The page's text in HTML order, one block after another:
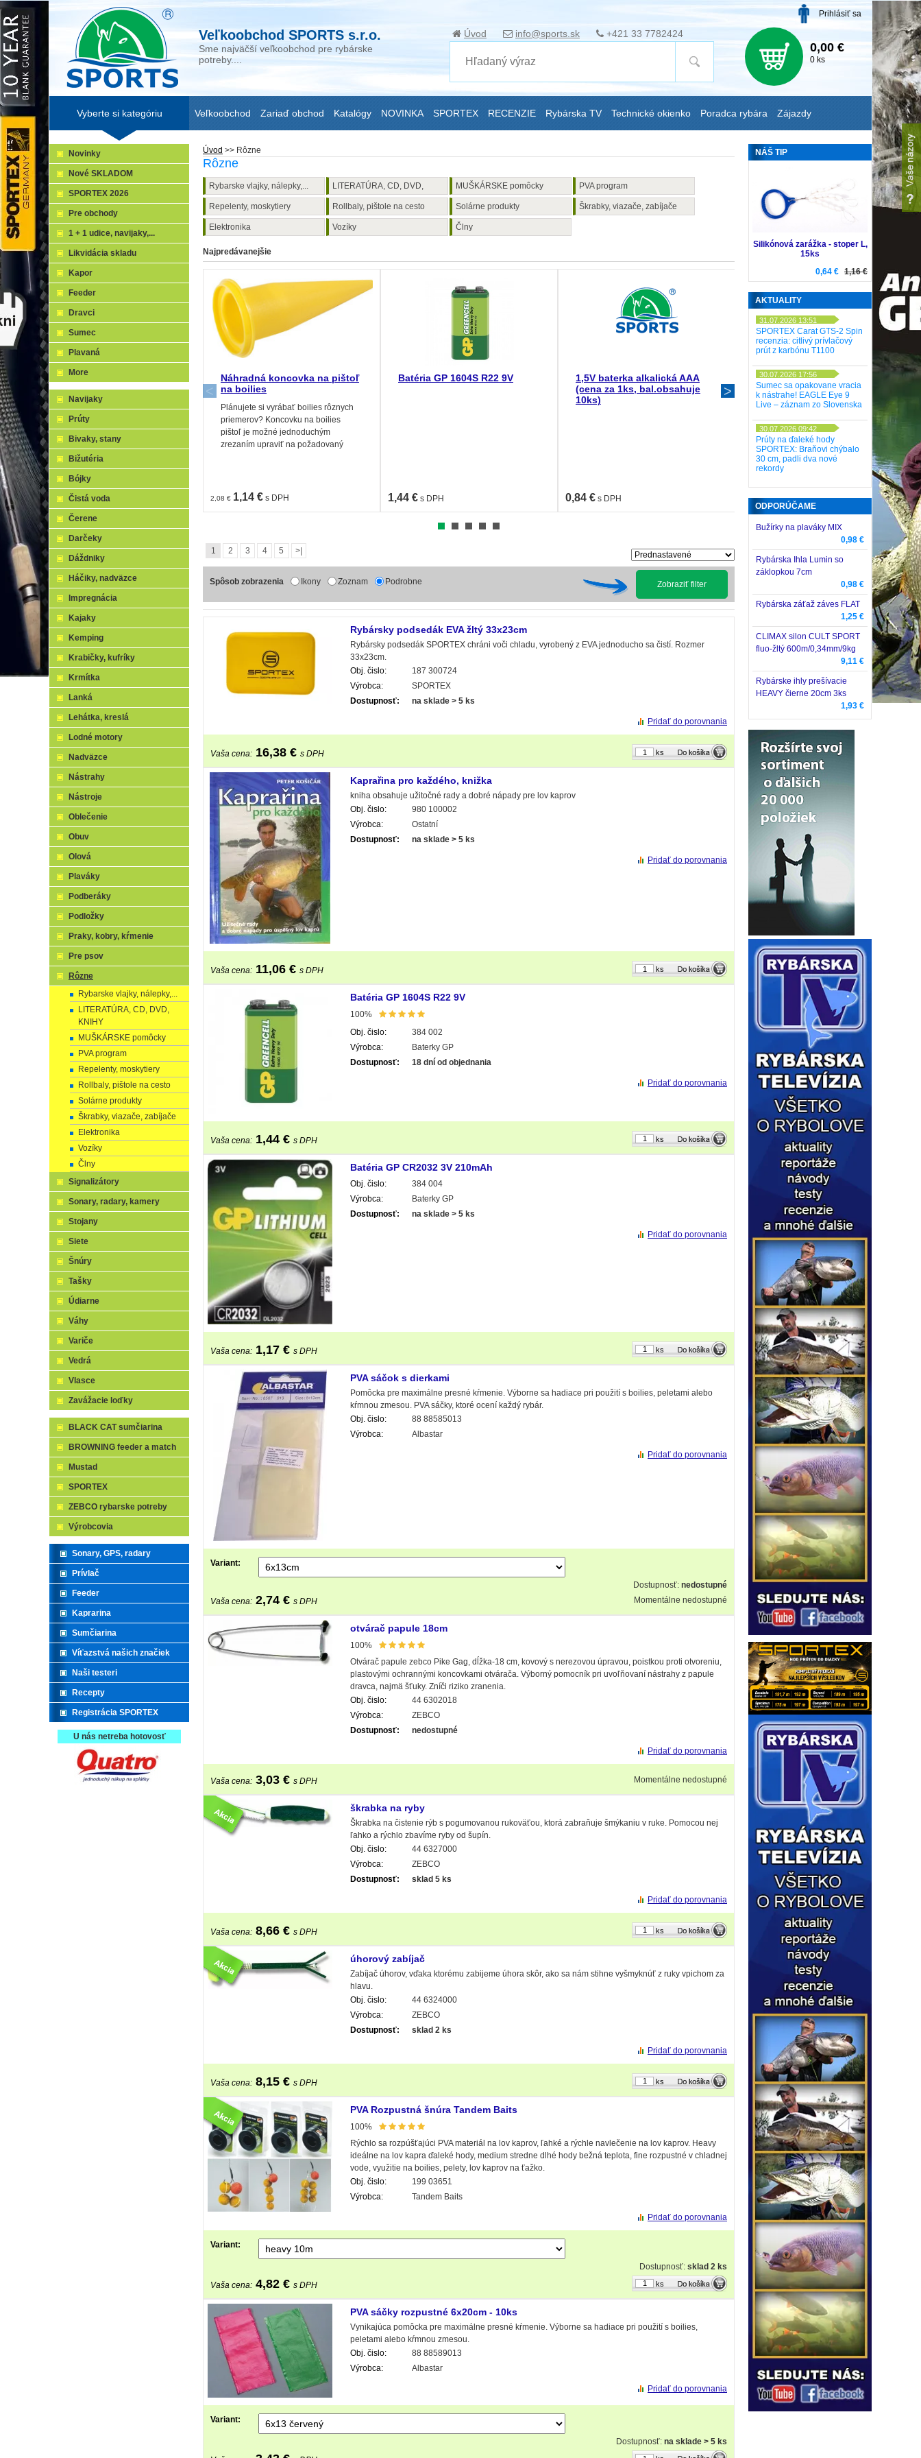
Veľkoobchod SPORTS s.r.o.
Sme najväčší veľkoobchod pre rybárske
potreby....
Úvod info@sports.sk +421 33 7782424
Prihlásiť sa
0,00 €
0 ks
Úvod >> Rôzne
Rôzne
Rybarske vlajky, nálepky,...
LITERATÚRA, CD, DVD,
KNIHY
MUŠKÁRSKE pomôcky PVA program
Repelenty, moskytiery Rollbaly, pištole na cesto Solárne produkty Škrabky, viazače, zabíjače
Elektronika Vozíky Člny
Najpredávanejšie
Náhradná koncovka na pištoľ
na boilies
Plánujete si vyrábať boilies rôznych
priemerov? Koncovku na boilies
pištoľ je možné jednoduchým
zrezaním upraviť na požadovaný
2,08 € 1,14 € s DPH
Batéria GP 1604S R22 9V
1,44 € s DPH
1,5V baterka alkalická AAA
(cena za 1ks, bal.obsahuje
10ks)
0,84 € s DPH
Batéria GP 23AE 12V 55 MaH
2,85 € s DPH
1 2 3 4 5 >|
Spôsob zobrazenia Ikony Zoznam Podrobne Zobraziť filter
Rybársky podsedák EVA žltý 33x23cm
Rybársky podsedák SPORTEX chráni voči chladu, vyrobený z EVA jednoducho sa čistí. Rozmer
33x23cm.
Obj. čislo:
187 300724
Výrobca:
SPORTEX
Dostupnosť:
na sklade > 5 ks
Pridať do porovnania
Vaša cena: 16,38 € s DPH ks
Kaprařina pro každého, knižka
kniha obsahuje užitočné rady a dobré nápady pre lov kaprov
Obj. čislo:
980 100002
Výrobca:
Ostatní
Dostupnosť:
na sklade > 5 ks
Pridať do porovnania
Vaša cena: 11,06 € s DPH ks
Batéria GP 1604S R22 9V
100%
Obj. čislo:
384 002
Výrobca:
Baterky GP
Dostupnosť:
18 dní od objednania
Pridať do porovnania
Vaša cena: 1,44 € s DPH ks
Batéria GP CR2032 3V 210mAh
Obj. čislo:
384 004
Výrobca:
Baterky GP
Dostupnosť:
na sklade > 5 ks
Pridať do porovnania
Vaša cena: 1,17 € s DPH ks
PVA sáčok s dierkami
Pomôcka pre maximálne presné kŕmenie. Výborne sa hadiace pri použití s boilies, peletami alebo
kŕmnou zmesou. PVA sáčky, ktoré ocení každý rybár.
Obj. čislo:
88 88585013
Výrobca:
Albastar
Pridať do porovnania
Variant:
Dostupnosť: nedostupné
Vaša cena: 2,74 € s DPH Momentálne nedostupné
otvárač papule 18cm
100%
Otvárač papule zebco Pike Gag, dĺžka-18 cm, kovový s nerezovou úpravou, poistkou proti otvoreniu,
plastovými ochrannými koncovkami otvárača. Výborný pomocník pri uvoľňovaní nástrahy z papule
dravca, najmä šťuky. Zníči riziko zranenia.
Obj. čislo:
44 6302018
Výrobca:
ZEBCO
Dostupnosť:
nedostupné
Pridať do porovnania
Vaša cena: 3,03 € s DPH Momentálne nedostupné
škrabka na ryby
Škrabka na čistenie rýb s pogumovanou rukoväťou, ktorá zabraňuje šmýkaniu v ruke. Pomocou nej
ľahko a rýchlo zbavíme ryby od šupín.
Obj. čislo:
44 6327000
Výrobca:
ZEBCO
Dostupnosť:
sklad 5 ks
Pridať do porovnania
Vaša cena: 8,66 € s DPH ks
úhorový zabíjač
Zabíjač úhorov, vďaka ktorému zabijeme úhora skôr, ako sa nám stihne vyšmyknúť z ruky vpichom za
hlavu.
Obj. čislo:
44 6324000
Výrobca:
ZEBCO
Dostupnosť:
sklad 2 ks
Pridať do porovnania
Vaša cena: 8,15 € s DPH ks
PVA Rozpustná šnúra Tandem Baits
100%
Rýchlo sa rozpúšťajúci PVA materiál na lov kaprov, ľahké a rýchle navlečenie na lov kaprov. Heavy
ideálne na lov kapra ďaleké hody, medium stredne dlhé hody bežná teplota, fine rozpustné v chladnej
vode, využitie na boilies, pelety, lov kaprov na ťažko.
Obj. čislo:
199 03651
Výrobca:
Tandem Baits
Pridať do porovnania
Variant:
Dostupnosť: sklad 2 ks
Vaša cena: 4,82 € s DPH ks
PVA sáčky rozpustné 6x20cm - 10ks
Vynikajúca pomôcka pre maximálne presné kŕmenie. Výborne sa hadiace pri použití s boilies,
peletami alebo kŕmnou zmesou.
Obj. čislo:
88 88589013
Výrobca:
Albastar
Pridať do porovnania
Variant:
Dostupnosť: na sklade > 5 ks
Novinky
Nové SKLADOM
SPORTEX 2026
Pre obchody
1 + 1 udice, navijaky,...
Likvidácia skladu
Kapor
Feeder
Dravci
Sumec
Plavaná
More
Navijaky
Prúty
Bivaky, stany
Bižutéria
Bójky
Čistá voda
Čerene
Darčeky
Dáždniky
Háčiky, nadväzce
Impregnácia
Kajaky
Kemping
Krabičky, kufríky
Krmítka
Lanká
Lehátka, kreslá
Lodné motory
Nadväzce
Nástrahy
Nástroje
Oblečenie
Obuv
Olová
Plaváky
Podberáky
Podložky
Praky, kobry, kŕmenie
Pre psov
Rôzne
Rybarske vlajky, nálepky,...
LITERATÚRA, CD, DVD,
KNIHY
MUŠKÁRSKE pomôcky
PVA program
Repelenty, moskytiery
Rollbaly, pištole na cesto
Solárne produkty
Škrabky, viazače, zabíjače
Elektronika
Vozíky
Člny
Signalizátory
Sonary, radary, kamery
Stojany
Siete
Šnúry
Tašky
Údiarne
Váhy
Variče
Vedrá
Vlasce
Zavážacie loďky
BLACK CAT sumčiarina
BROWNING feeder a match
Mustad
SPORTEX
ZEBCO rybarske potreby
Výrobcovia
Sonary, GPS, radary
Prívlač
Feeder
Kaprarina
Sumčiarina
Víťazstvá našich značiek
Naši testeri
Recepty
Registrácia SPORTEX
U nás netreba hotovosť
NÁŠ TIP
Silikónová zarážka - stoper L,
15ks
0,64 € 1,16 €
AKTUALITY
31.07.2026 13:51
SPORTEX Carat GTS-2 Spin
recenzia: citlivý prívlačový
prút z karbónu T1100
30.07.2026 17:56
Sumec sa opakovane vracia
k nástrahe! EAGLE Eye 9
Live – záznam zo Slovenska
30.07.2026 09:42
Prúty na ďaleké hody
SPORTEX: Braňovi chýbalo
30 cm, padli dva nové
rekordy
ODPORÚČAME
Bužírky na plaváky MIX
0,98 €
Rybárska Ihla Lumin so
záklopkou 7cm
0,98 €
Rybárska záťaž záves FLAT
1,25 €
CLIMAX silon CULT SPORT
fluo-žltý 600m/0,34mm/9kg
9,11 €
Rybárske ihly prešívacie
HEAVY čierne 20cm 3ks
1,93 €
Vyberte si kategóriu Veľkoobchod Zariaď obchod Katalógy NOVINKA SPORTEX RECENZIE Rybárska TV Technické okienko Poradca rybára Zájazdy